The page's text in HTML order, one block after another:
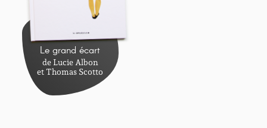
Le grand écart
de Lucie Albon
et Thomas Scotto